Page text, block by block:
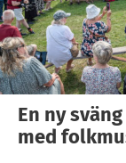
En ny
med